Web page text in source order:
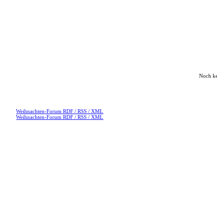
Noch
Weihnachten-Forum RDF / RSS / XML
Weihnachten-Forum RDF / RSS / XML